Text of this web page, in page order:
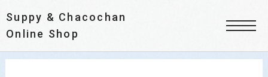
Suppy & Chacochan
Online Shop